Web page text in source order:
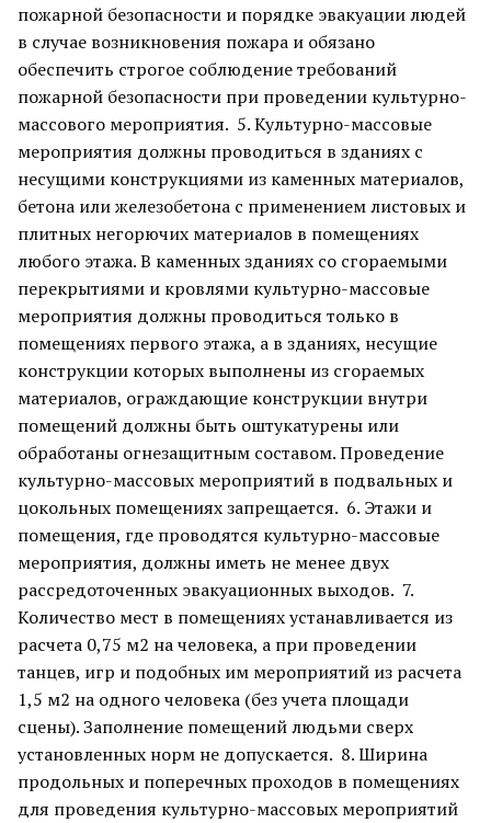
пожарной безопасности и порядке эвакуации людей
в случае возникновения пожара и обязано
обеспечить строгое соблюдение требований
пожарной безопасности при проведении культурно-
массового мероприятия. 5. Культурно-массовые
мероприятия должны проводиться в зданиях с
несущими конструкциями из каменных материалов,
бетона или железобетона с применением листовых и
плитных негорючих материалов в помещениях
любого этажа. В каменных зданиях со сгораемыми
перекрытиями и кровлями культурно-массовые
мероприятия должны проводиться только в
помещениях первого этажа, а в зданиях, несущие
конструкции которых выполнены из сгораемых
материалов, ограждающие конструкции внутри
помещений должны быть оштукатурены или
обработаны огнезащитным составом. Проведение
культурно-массовых мероприятий в подвальных и
цокольных помещениях запрещается. 6. Этажи и
помещения, где проводятся культурно-массовые
мероприятия, должны иметь не менее двух
рассредоточенных эвакуационных выходов. 7.
Количество мест в помещениях устанавливается из
расчета 0,75 м2 на человека, а при проведении
танцев, игр и подобных им мероприятий из расчета
1,5 м2 на одного человека (без учета площади
сцены). Заполнение помещений людьми сверх
установленных норм не допускается. 8. Ширина
продольных и поперечных проходов в помещениях
для проведения культурно-массовых мероприятий